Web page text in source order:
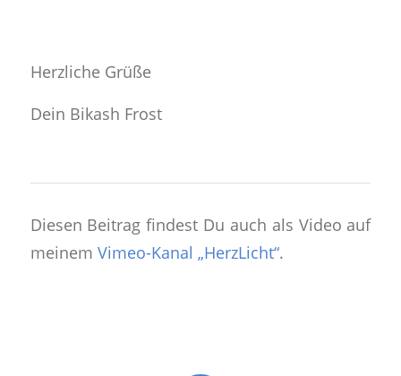
Herzliche Grüße
Dein Bikash Frost
Diesen Beitrag findest Du auch als Video auf
meinem Vimeo-Kanal „HerzLicht“.